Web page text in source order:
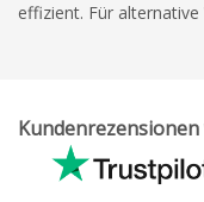
effizient. Für alternative
Kundenrezensionen